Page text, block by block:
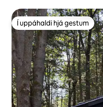
Í uppáhaldi hjá gestum
Í uppáhaldi hjá gestum